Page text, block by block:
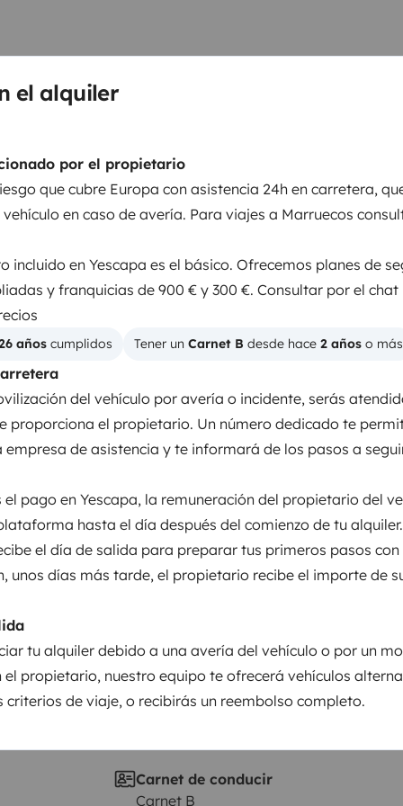
el alquiler
por el propietario
que cubre Europa con asistencia 24h en carretera,
en caso de avería. Para viajes a Marruecos
incluido en Yescapa es el básico. Ofrecemos planes de
y franquicias de 900 € y 300 €. Consultar por el chat
años cumplidos Tener un Carnet B desde hace 2 años o más
del vehículo por avería o incidente, serás
proporciona el propietario. Un número dedicado te
de asistencia y te informará de los pasos a
el pago en Yescapa, la remuneración del propietario del
hasta el día después del comienzo de tu
el día de salida para preparar tus primeros pasos con
unos días más tarde, el propietario recibe el importe de
tu alquiler debido a una avería del vehículo o por un
el propietario, nuestro equipo te ofrecerá vehículos
criterios de viaje, o recibirás un reembolso completo.
y 29,90 € para las
solo con cita previa)
sujeta a disponibilidad)
disponibilidad)
31/07, 29/09, 12/10, 08/12 y
u horario extendido se
¿Por qué alquilar una
como:
límites!• Incluimos
1500€ por siniestro y
y 300 €.
220V y placa solar. Por
y cocina.
Para viajes a
de 2 años de antigüedad.
todo el año. (excepto 25 de
(Sujetos a
- Ropa de cama
- Menaje de cocina,
5€)- Sillas y
69€/ud- Portabicicletas
la opción de 'ropa de cama'
si activa “Toallas de baño”
superiores a 14 días tendrán
los viajes incluimos
y productos de limpieza.• Las
saber antes de comenzar
Cama elevadora
98x200 cm
WC
Nevera
Cierre centralizado
METROS
2023
Altura
2,84 m
Carnet de conducir
Carnet B